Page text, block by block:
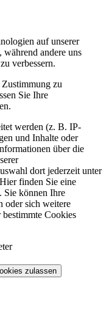
auf unserer
andere uns
verbessern.
Zustimmung zu
Sie Ihre
werden (z. B. IP-
und Inhalte oder
über die
dort jederzeit unter
finden Sie eine
Sie können Ihre
oder sich weitere
Cookies
zulassen